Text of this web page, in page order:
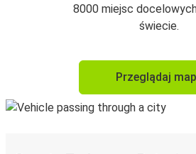
8000 miejsc
świecie.
Przeglądaj